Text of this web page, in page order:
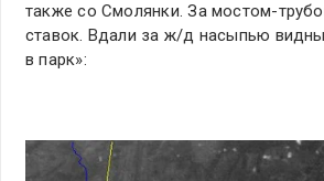
также со Смолянки. За мостом-
ставок. Вдали за ж/д насыпью
в парк»: